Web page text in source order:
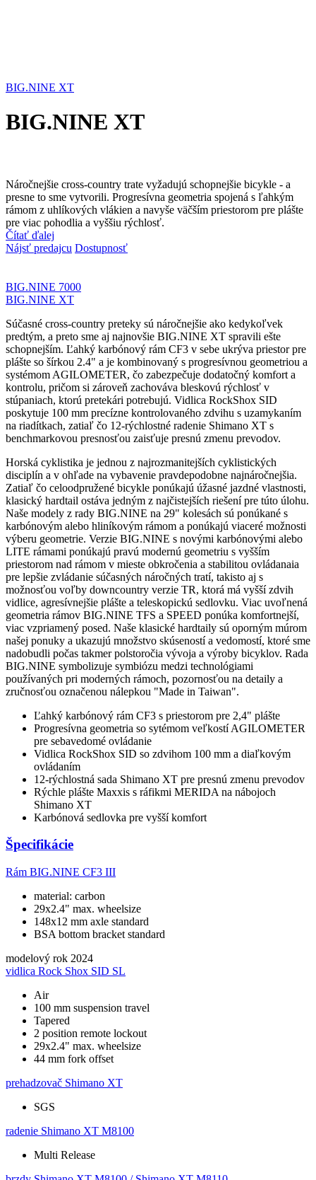
BIG.NINE XT
BIG.NINE XT
Náročnejšie cross-country trate vyžadujú schopnejšie bicykle - a
presne to sme vytvorili. Progresívna geometria spojená s ľahkým
rámom z uhlíkových vlákien a navyše väčším priestorom pre plášte
pre viac pohodlia a vyššiu rýchlosť.
Čítať ďalej
Nájsť predajcu Dostupnosť
BIG.NINE 7000
BIG.NINE XT
Súčasné cross-country preteky sú náročnejšie ako kedykoľvek
predtým, a preto sme aj najnovšie BIG.NINE XT spravili ešte
schopnejším. Ľahký karbónový rám CF3 v sebe ukrýva priestor pre
plášte so šírkou 2.4" a je kombinovaný s progresívnou geometriou a
systémom AGILOMETER, čo zabezpečuje dodatočný komfort a
kontrolu, pričom si zároveň zachováva bleskovú rýchlosť v
stúpaniach, ktorú pretekári potrebujú. Vidlica RockShox SID
poskytuje 100 mm precízne kontrolovaného zdvihu s uzamykaním
na riadítkach, zatiaľ čo 12-rýchlostné radenie Shimano XT s
benchmarkovou presnosťou zaisťuje presnú zmenu prevodov.
Horská cyklistika je jednou z najrozmanitejších cyklistických
disciplín a v ohľade na vybavenie pravdepodobne najnáročnejšia.
Zatiaľ čo celoodpružené bicykle ponúkajú úžasné jazdné vlastnosti,
klasický hardtail ostáva jedným z najčistejších riešení pre túto úlohu.
Naše modely z rady BIG.NINE na 29" kolesách sú ponúkané s
karbónovým alebo hliníkovým rámom a ponúkajú viaceré možnosti
výberu geometrie. Verzie BIG.NINE s novými karbónovými alebo
LITE rámami ponúkajú pravú modernú geometriu s vyšším
priestorom nad rámom v mieste obkročenia a stabilitou ovládanaia
pre lepšie zvládanie súčasných náročných tratí, takisto aj s
možnosťou voľby downcountry verzie TR, ktorá má vyšší zdvih
vidlice, agresívnejšie plášte a teleskopickú sedlovku. Viac uvoľnená
geometria rámov BIG.NINE TFS a SPEED ponúka komfortnejší,
viac vzpriamený posed. Naše klasické hardtaily sú oporným múrom
našej ponuky a ukazujú množstvo skúseností a vedomostí, ktoré sme
nadobudli počas takmer polstoročia vývoja a výroby bicyklov. Rada
BIG.NINE symbolizuje symbiózu medzi technológiami
používaných pri moderných rámoch, pozornosťou na detaily a
zručnosťou označenou nálepkou "Made in Taiwan".
Ľahký karbónový rám CF3 s priestorom pre 2,4" plášte
Progresívna geometria so sytémom veľkostí AGILOMETER
pre sebavedomé ovládanie
Vidlica RockShox SID so zdvihom 100 mm a diaľkovým
ovládaním
12-rýchlostná sada Shimano XT pre presnú zmenu prevodov
Rýchle plášte Maxxis s ráfikmi MERIDA na nábojoch
Shimano XT
Karbónová sedlovka pre vyšší komfort
Špecifikácie
Rám BIG.NINE CF3 III
material: carbon
29x2.4" max. wheelsize
148x12 mm axle standard
BSA bottom bracket standard
modelový rok 2024
vidlica Rock Shox SID SL
Air
100 mm suspension travel
Tapered
2 position remote lockout
29x2.4" max. wheelsize
44 mm fork offset
prehadzovač Shimano XT
SGS
radenie Shimano XT M8100
Multi Release